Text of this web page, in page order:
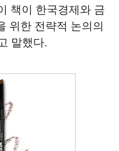
책이 한국경제와 금
위한 전략적 논의의
말했다.